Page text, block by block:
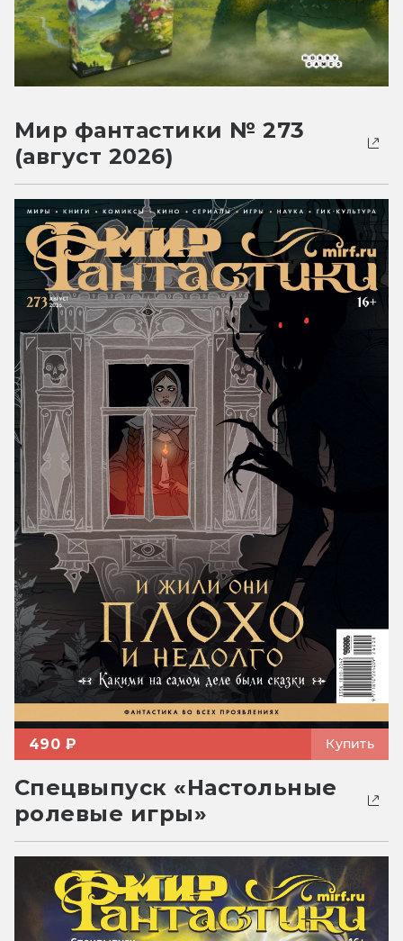
Мир фантастики № 273
(август 2026)
490 ₽ Купить
Спецвыпуск «Настольные
ролевые игры»